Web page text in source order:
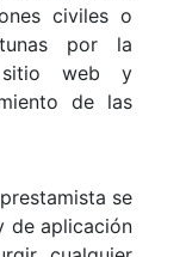
civiles o
por la
sitio web y
de las
se
de aplicación